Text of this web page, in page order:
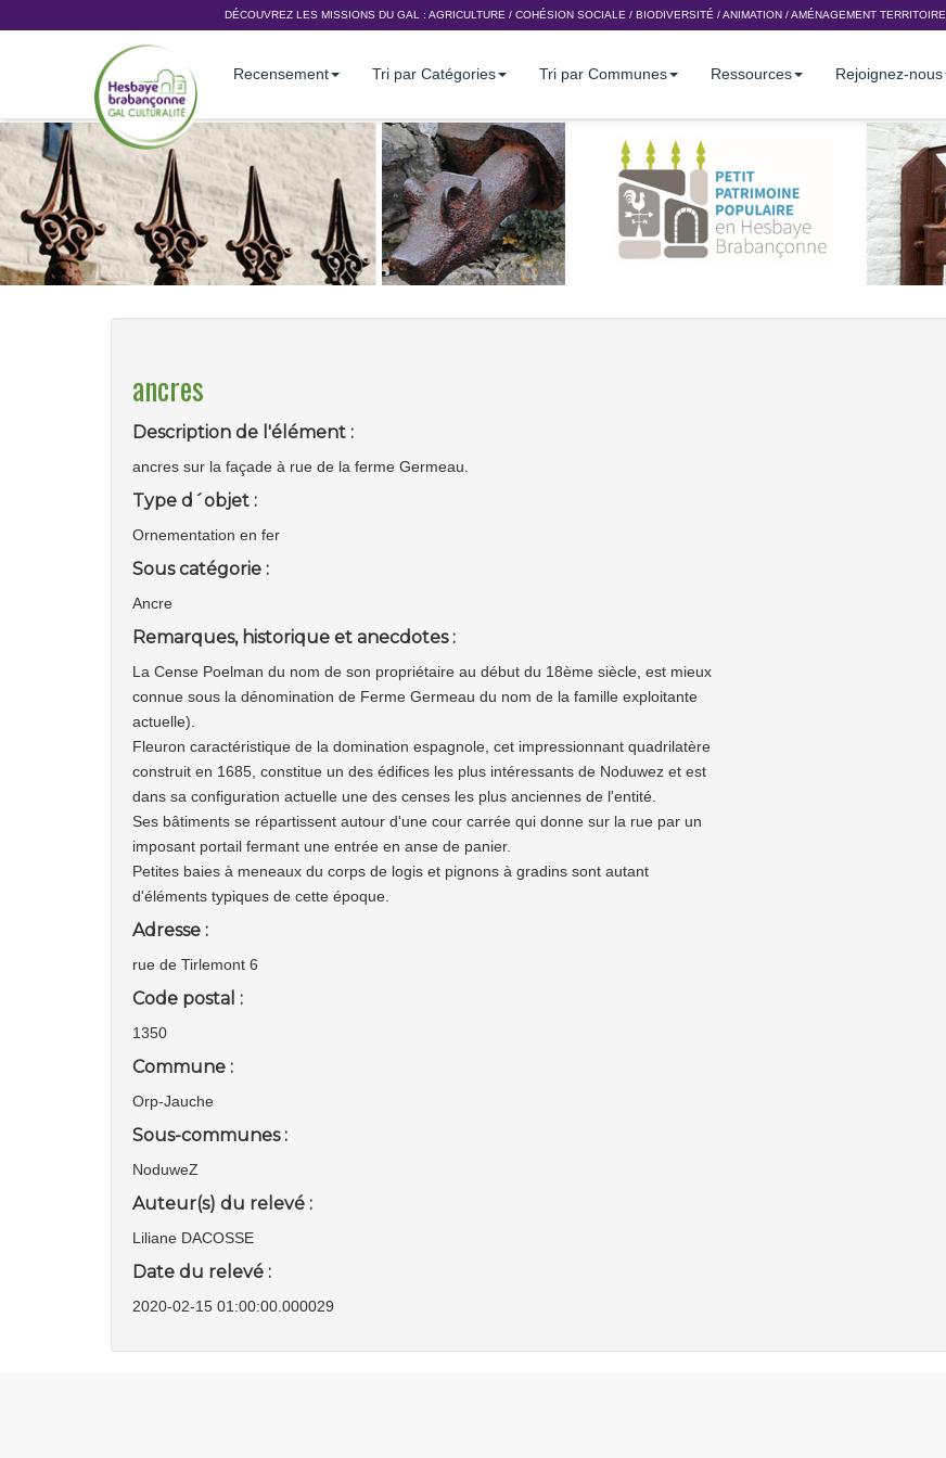
DÉCOUVREZ LES MISSIONS DU GAL : AGRICULTURE / COHÉSION SOCIALE / BIODIVERSITÉ /ANIMATION /AMÉNAGEMENT TERRITOIRE
Recensement Tri par Catégories Tri par Communes Ressources Rejoignez-nous
ancres
Description de l'élément :
ancres sur la façade à rue de la ferme Germeau.
Type d´objet :
Ornementation en fer
Sous catégorie :
Ancre
Remarques, historique et anecdotes :
La Cense Poelman du nom de son propriétaire au début du 18ème siècle, est mieux
connue sous la dénomination de Ferme Germeau du nom de la famille exploitante
actuelle).
Fleuron caractéristique de la domination espagnole, cet impressionnant quadrilatère
construit en 1685, constitue un des édifices les plus intéressants de Noduwez et est
dans sa configuration actuelle une des censes les plus anciennes de l'entité.
Ses bâtiments se répartissent autour d'une cour carrée qui donne sur la rue par un
imposant portail fermant une entrée en anse de panier.
Petites baies à meneaux du corps de logis et pignons à gradins sont autant
d'éléments typiques de cette époque.
Adresse :
rue de Tirlemont 6
Code postal :
1350
Commune :
Orp-Jauche
Sous-communes :
NoduweZ
Auteur(s) du relevé :
Liliane DACOSSE
Date du relevé :
2020-02-15 01:00:00.000029